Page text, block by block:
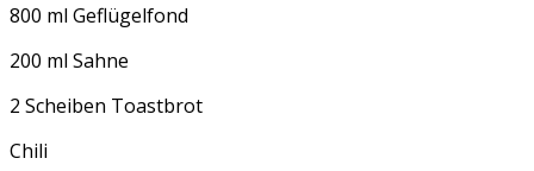
800 ml Geflügelfond
200 ml Sahne
2 Scheiben Toastbrot
Chili